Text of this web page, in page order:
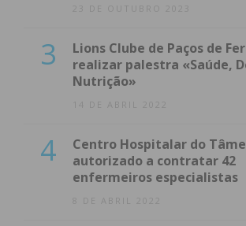
23 DE OUTUBRO 2023
3
Lions Clube de Paços de
realizar palestra «Saúde,
Nutrição»
14 DE ABRIL 2022
4
Centro Hospitalar do
autorizado a contratar 42
enfermeiros especialistas
8 DE ABRIL 2022